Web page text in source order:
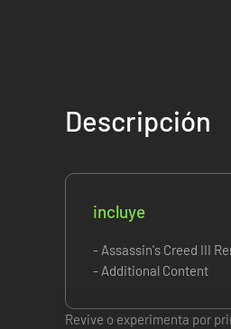
Descripción
incluye
- Assassin's Creed III
- Additional Content
Revive o experimenta por